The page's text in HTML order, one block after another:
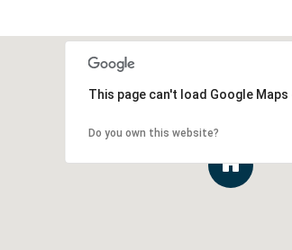
This page can't load Google
Do you own this website?